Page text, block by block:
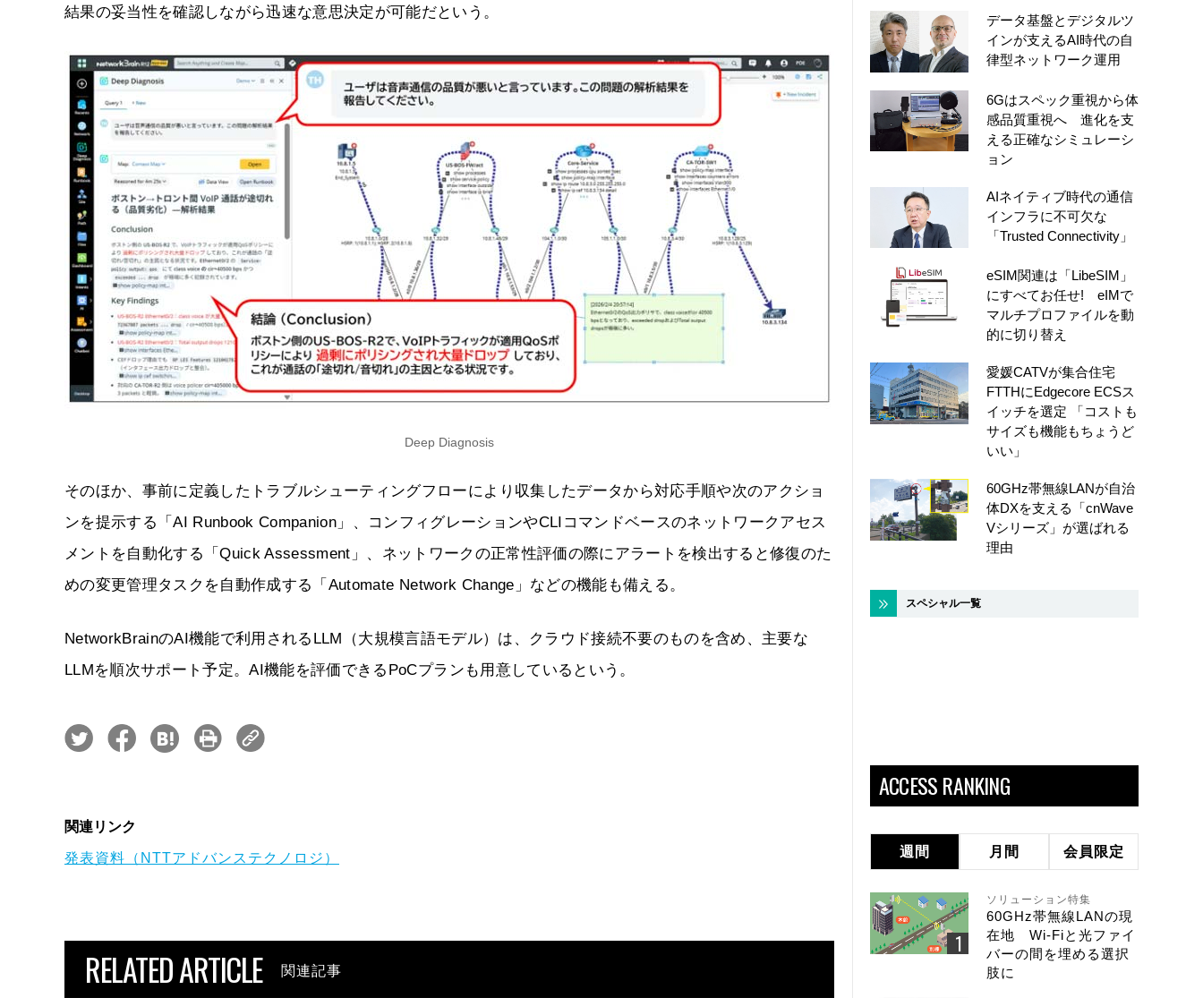
結果の妥当性を確認しながら迅速な意思決定が可能だという。
Deep Diagnosis
そのほか、事前に定義したトラブルシューティングフローにより収集したデータから対応手順や次のアクショ
ンを提示する「AI Runbook Companion」、コンフィグレーションやCLIコマンドベースのネットワークアセス
メントを自動化する「Quick Assessment」、ネットワークの正常性評価の際にアラートを検出すると修復のた
めの変更管理タスクを自動作成する「Automate Network Change」などの機能も備える。
NetworkBrainのAI機能で利用されるLLM（大規模言語モデル）は、クラウド接続不要のものを含め、主要な
LLMを順次サポート予定。AI機能を評価できるPoCプランも用意しているという。
関連リンク
発表資料（NTTアドバンステクノロジ）
RELATED ARTICLE 関連記事
データ基盤とデジタルツ
インが支えるAI時代の自
律型ネットワーク運用
6Gはスペック重視から体
感品質重視へ 進化を支
える正確なシミュレーシ
ョン
AIネイティブ時代の通信
インフラに不可欠な
「Trusted Connectivity」
eSIM関連は「LibeSIM」
にすべてお任せ! eIMで
マルチプロファイルを動
的に切り替え
愛媛CATVが集合住宅
FTTHにEdgecore ECSス
イッチを選定 「コストも
サイズも機能もちょうど
いい」
60GHz帯無線LANが自治
体DXを支える「cnWave
Vシリーズ」が選ばれる
理由
スペシャル一覧
ACCESS RANKING
週間 月間 会員限定
ソリューション特集
60GHz帯無線LANの現
在地 Wi-Fiと光ファイ
バーの間を埋める選択
肢に